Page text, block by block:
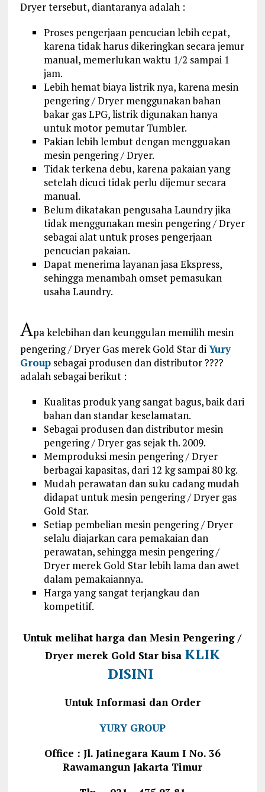
Dryer tersebut, diantaranya adalah :
Proses pengerjaan pencucian lebih cepat,
karena tidak harus dikeringkan secara jemur
manual, memerlukan waktu 1/2 sampai 1
jam.
Lebih hemat biaya listrik nya, karena mesin
pengering / Dryer menggunakan bahan
bakar gas LPG, listrik digunakan hanya
untuk motor pemutar Tumbler.
Pakian lebih lembut dengan mengguakan
mesin pengering / Dryer.
Tidak terkena debu, karena pakaian yang
setelah dicuci tidak perlu dijemur secara
manual.
Belum dikatakan pengusaha Laundry jika
tidak menggunakan mesin pengering / Dryer
sebagai alat untuk proses pengerjaan
pencucian pakaian.
Dapat menerima layanan jasa Ekspress,
sehingga menambah omset pemasukan
usaha Laundry.
Apa kelebihan dan keunggulan memilih mesin
pengering / Dryer Gas merek Gold Star diYury
Groupsebagai produsen dan distributor ????
adalah sebagai berikut :
Kualitas produk yang sangat bagus, baik dari
bahan dan standar keselamatan.
Sebagai produsen dan distributor mesin
pengering / Dryer gas sejak th. 2009.
Memproduksi mesin pengering / Dryer
berbagai kapasitas, dari 12 kg sampai 80 kg.
Mudah perawatan dan suku cadang mudah
didapat untuk mesin pengering / Dryer gas
Gold Star.
Setiap pembelian mesin pengering / Dryer
selalu diajarkan cara pemakaian dan
perawatan, sehingga mesin pengering /
Dryer merek Gold Star lebih lama dan awet
dalam pemakaiannya.
Harga yang sangat terjangkau dan
kompetitif.
Untuk melihat harga dan Mesin Pengering /
Dryer merek Gold Star bisa KLIK
DISINI
Untuk Informasi dan Order
YURY GROUP
Office : Jl. Jatinegara Kaum I No. 36
Rawamangun Jakarta Timur